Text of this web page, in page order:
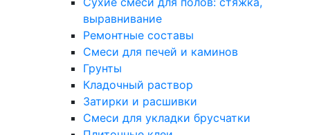
выравнивание
Ремонтные составы
Смеси для печей и каминов
Грунты
Кладочный раствор
Затирки и расшивки
Смеси для укладки брусчатки